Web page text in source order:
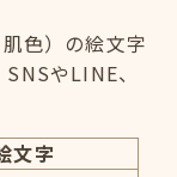
色）の絵文字
やLINE、
文字